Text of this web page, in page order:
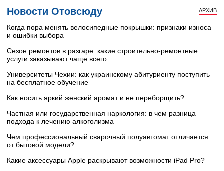
Новости Отовсюду АРХИВ
Когда пора менять велосипедные покрышки: признаки износа
и ошибки выбора
Сезон ремонтов в разгаре: какие строительно-ремонтные
услуги заказывают чаще всего
Университеты Чехии: как украинскому абитуриенту поступить
на бесплатное обучение
Как носить яркий женский аромат и не переборщить?
Частная или государственная наркология: в чем разница
подхода к лечению алкоголизма
Чем профессиональный сварочный полуавтомат отличается
от бытовой модели?
Какие аксессуары Apple раскрывают возможности iPad Pro?